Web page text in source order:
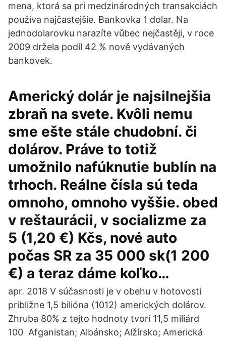
mena, ktorá sa pri medzinárodných transakciách
používa najčastejšie. Bankovka 1 dolar. Na
jednodolarovku narazíte vůbec nejčastěji, v roce
2009 držela podíl 42 % nově vydávaných
bankovek.
Americký dolár je najsilnejšia
zbraň na svete. Kvôli nemu
sme ešte stále chudobní. či
dolárov. Práve to totiž
umožnilo nafúknutie bublín na
trhoch. Reálne čísla sú teda
omnoho, omnoho vyššie. obed
v reštaurácii, v socializme za
5 (1,20 €) Kčs, nové auto
počas SR za 35 000 sk(1 200
€) a teraz dáme koľko…
apr. 2018 V súčasnosti je v obehu v hotovosti
približne 1,5 bilióna (1012) amerických dolárov.
Zhruba 80% z tejto hodnoty tvorí 11,5 miliárd
100 Afganistan; Albánsko; Alžírsko; Americká